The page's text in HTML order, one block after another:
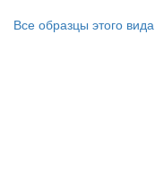
Все образцы этого вида